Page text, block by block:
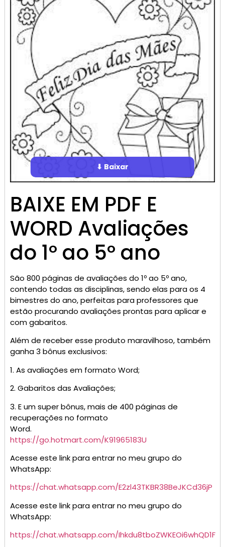
⬇ Baixar
BAIXE EM PDF E
WORD Avaliações
do 1º ao 5º ano
São 800 páginas de avaliações do 1º ao 5º ano,
contendo todas as disciplinas, sendo elas para os 4
bimestres do ano, perfeitas para professores que
estão procurando avaliações prontas para aplicar e
com gabaritos.
Além de receber esse produto maravilhoso, também
ganha 3 bônus exclusivos:
1. As avaliações em formato Word;
2. Gabaritos das Avaliações;
3. E um super bônus, mais de 400 páginas de
recuperações no formato
Word.
https://go.hotmart.com/K91965183U
Acesse este link para entrar no meu grupo do
WhatsApp:
https://chat.whatsapp.com/E2zl43TKBR38BeJKCd36jP
Acesse este link para entrar no meu grupo do
WhatsApp:
https://chat.whatsapp.com/Ihkdu8tboZWKEOi6whQD1F